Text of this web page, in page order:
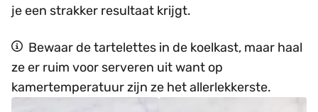
je een strakker resultaat krijgt.
Bewaar de tartelettes in de koelkast, maar haal
ze er ruim voor serveren uit want op
kamertemperatuur zijn ze het allerlekkerste.